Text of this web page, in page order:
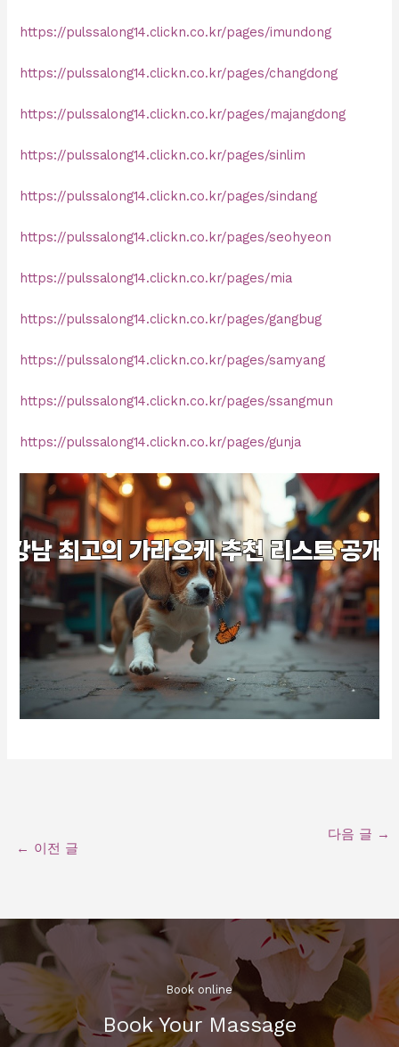
https://pulssalong14.clickn.co.kr/pages/imundong
https://pulssalong14.clickn.co.kr/pages/changdong
https://pulssalong14.clickn.co.kr/pages/majangdong
https://pulssalong14.clickn.co.kr/pages/sinlim
https://pulssalong14.clickn.co.kr/pages/sindang
https://pulssalong14.clickn.co.kr/pages/seohyeon
https://pulssalong14.clickn.co.kr/pages/mia
https://pulssalong14.clickn.co.kr/pages/gangbug
https://pulssalong14.clickn.co.kr/pages/samyang
https://pulssalong14.clickn.co.kr/pages/ssangmun
https://pulssalong14.clickn.co.kr/pages/gunja
← 이전 글
다음 글 →
Book online​
Book Your Massage​